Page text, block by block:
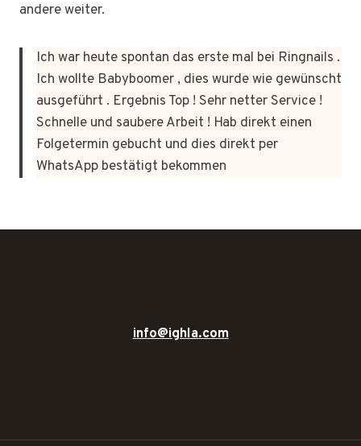
andere weiter.
Ich war heute spontan das erste mal bei Ringnails .
Ich wollte Babyboomer , dies wurde wie gewünscht
ausgeführt . Ergebnis Top ! Sehr netter Service !
Schnelle und saubere Arbeit ! Hab direkt einen
Folgetermin gebucht und dies direkt per
WhatsApp bestätigt bekommen
info@ighla.com